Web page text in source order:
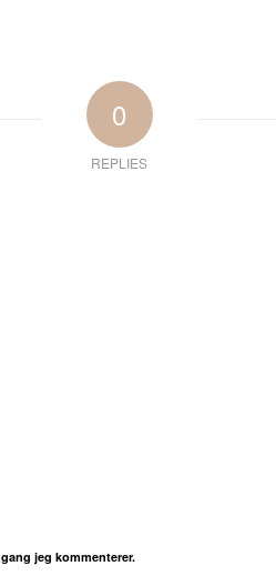
0
REPLIES
jeg kommenterer.